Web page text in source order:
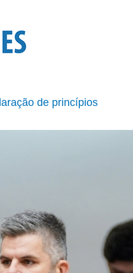
de princípios